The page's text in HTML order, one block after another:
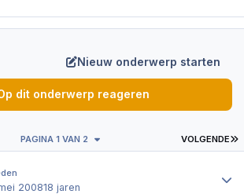
Nieuw onderwerp starten
dit onderwerp reageren
VOLGENDE
PAGINA 1 VAN 2
200818 jaren